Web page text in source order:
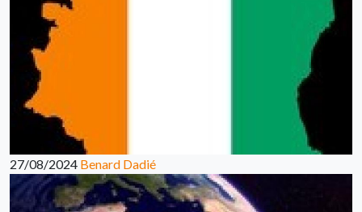
27/08/2024 Benard Dadié